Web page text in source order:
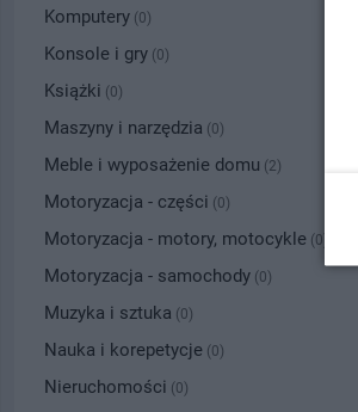
Komputery (0)
Konsole i gry (0)
Książki (0)
Maszyny i narzędzia (0)
Meble i wyposażenie domu (2)
Motoryzacja - części (0)
Motoryzacja - motory, motocykle (0)
Motoryzacja - samochody (0)
Muzyka i sztuka (0)
Nauka i korepetycje (0)
Nieruchomości (0)